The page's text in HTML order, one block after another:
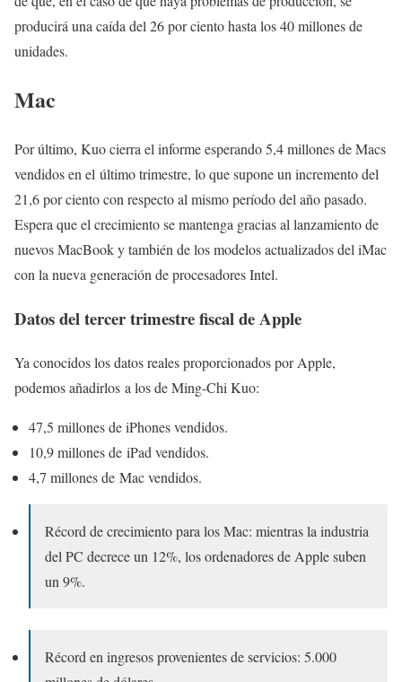
producirá una caída del 26 por ciento hasta los 40 millones de
unidades.
Mac
Por último, Kuo cierra el informe esperando 5,4 millones de Macs
vendidos en el último trimestre, lo que supone un incremento del
21,6 por ciento con respecto al mismo período del año pasado.
Espera que el crecimiento se mantenga gracias al lanzamiento de
nuevos MacBook y también de los modelos actualizados del iMac
con la nueva generación de procesadores Intel.
Datos del tercer trimestre fiscal de Apple
Ya conocidos los datos reales proporcionados por Apple,
podemos añadirlos a los de Ming-Chi Kuo:
47,5 millones de iPhones vendidos.
10,9 millones de iPad vendidos.
4,7 millones de Mac vendidos.
Récord de crecimiento para los Mac: mientras la industria
del PC decrece un 12%, los ordenadores de Apple suben
un 9%.
Récord en ingresos provenientes de servicios: 5.000